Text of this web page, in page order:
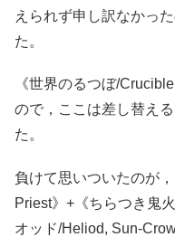
えられず申し訳なかっ
た。
《世界のるつぼ/
ので，ここは差し替え
た。
負けて思いついたのが
Priest》+《ちらつき鬼
オッド/Heliod, Sun-